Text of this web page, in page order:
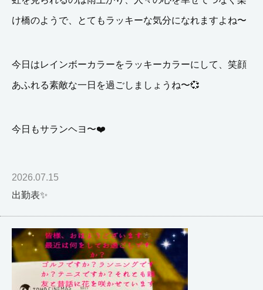
け橋のようで、とてもラッキーな気分になれますよね〜
今日はレインボーカラーをラッキーカラーにして、笑顔
あふれる素敵な一日を過ごしましょうね〜💞
今日もサランヘヨ〜❤️
2026.07.15
出勤表✨